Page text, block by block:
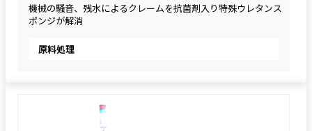
機械の騒音、残水によるクレームを抗菌剤入り特殊ウレタンス
ポンジが解消
原料処理